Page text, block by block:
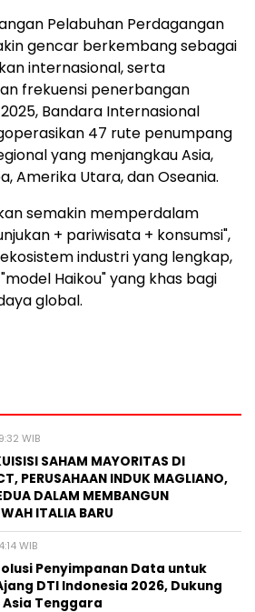
Pelabuhan Perdagangan
gencar berkembang sebagai
internasional, serta
frekuensi penerbangan
Bandara Internasional
47 rute penumpang
yang menjangkau Asia,
Amerika Utara, dan Oseania.
semakin memperdalam
+ pariwisata + konsumsi",
industri yang lengkap,
Haikou" yang khas bagi
global.
WIB
SAHAM MAYORITAS DI
PERUSAHAAN INDUK MAGLIANO,
DALAM MEMBANGUN
ITALIA BARU
WIB
Penyimpanan Data untuk
DTI Indonesia 2026, Dukung
Asia Tenggara